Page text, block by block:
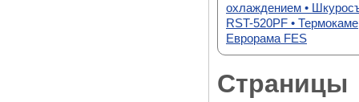
охлаждением •
RST-520PF •
Еврорама FES
Страницы